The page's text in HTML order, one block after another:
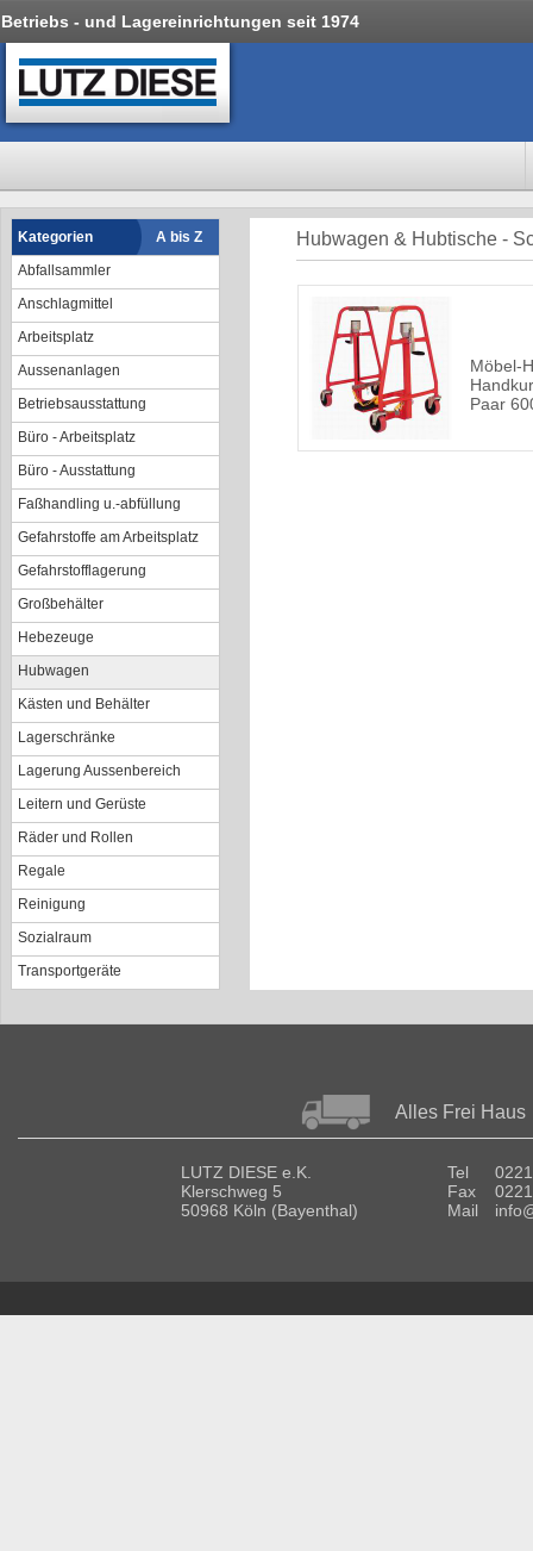
Betriebs - und Lagereinrichtungen seit 1974
Kategorien
A bis Z
Abfallsammler
Anschlagmittel
Arbeitsplatz
Aussenanlagen
Betriebsausstattung
Büro - Arbeitsplatz
Büro - Ausstattung
Faßhandling u.-abfüllung
Gefahrstoffe am Arbeitsplatz
Gefahrstofflagerung
Großbehälter
Hebezeuge
Hubwagen
Kästen und Behälter
Lagerschränke
Lagerung Aussenbereich
Leitern und Gerüste
Räder und Rollen
Regale
Reinigung
Sozialraum
Transportgeräte
Hubwagen & Hubtische -
Möbel-
Paar
Alles Frei Haus
LUTZ DIESE e.K.
Klerschweg 5
50968 Köln (Bayenthal)
Tel
Fax
Mail